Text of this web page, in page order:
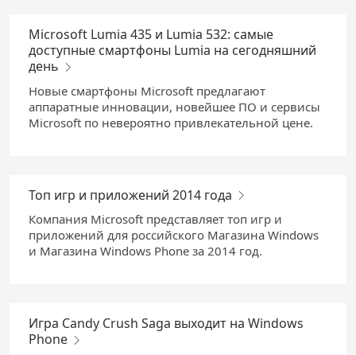
Microsoft Lumia 435 и Lumia 532: самые
доступные смартфоны Lumia на сегодняшний
день
Новые смартфоны Microsoft предлагают
аппаратные инновации, новейшее ПО и сервисы
Microsoft по невероятно привлекательной цене.
Топ игр и приложений 2014 года
Компания Microsoft представляет топ игр и
приложений для российского Магазина Windows
и Магазина Windows Phone за 2014 год.
Игра Candy Crush Saga выходит на Windows
Phone